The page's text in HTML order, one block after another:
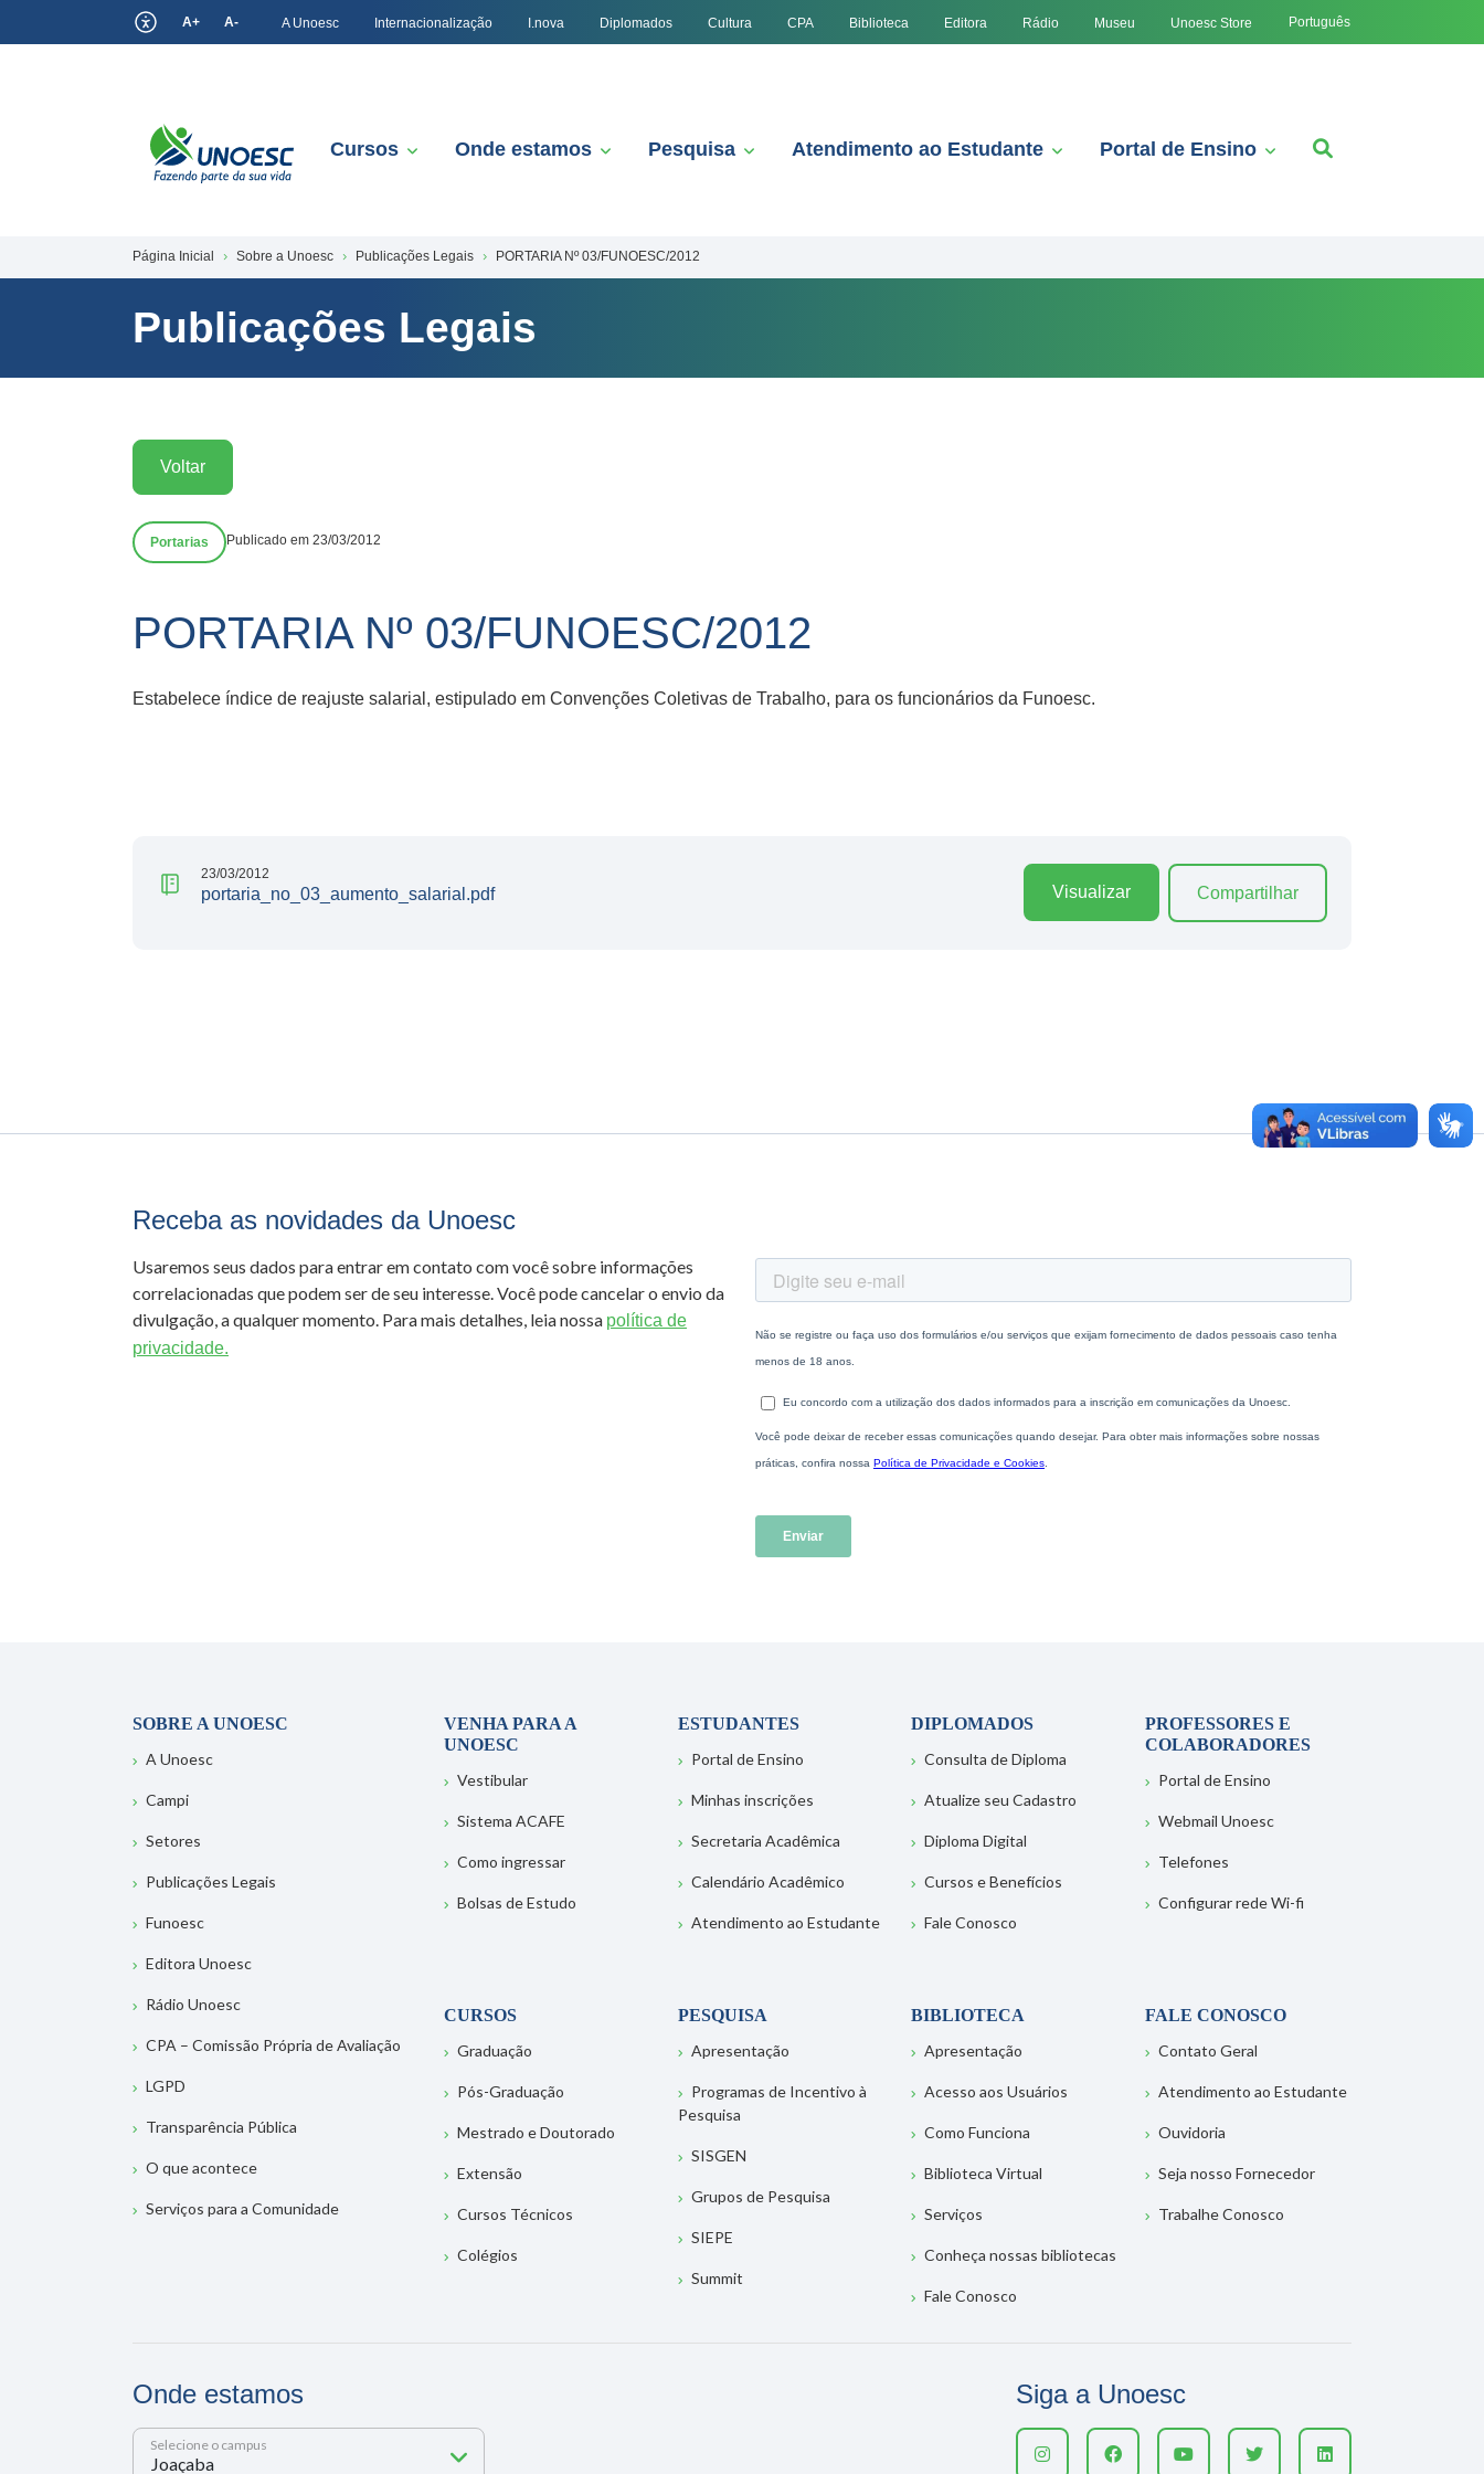
A+ A- A Unoesc Internacionalização I.nova Diplomados Cultura CPA Biblioteca Editora Rádio Museu Unoesc Store Português
Cursos Onde estamos Pesquisa Atendimento ao Estudante Portal de Ensino
Página Inicial Sobre a Unoesc Publicações Legais PORTARIA Nº 03/FUNOESC/2012
Publicações Legais
Voltar
Portarias Publicado em 23/03/2012
PORTARIA Nº 03/FUNOESC/2012
Estabelece índice de reajuste salarial, estipulado em Convenções Coletivas de Trabalho, para os funcionários da Funoesc.
23/03/2012
portaria_no_03_aumento_salarial.pdf Visualizar Compartilhar
Receba as novidades da Unoesc
Usaremos seus dados para entrar em contato com você sobre informações
correlacionadas que podem ser de seu interesse. Você pode cancelar o envio da
divulgação, a qualquer momento. Para mais detalhes, leia nossa política de
privacidade.
SOBRE A UNOESC
A Unoesc
Campi
Setores
Publicações Legais
Funoesc
Editora Unoesc
Rádio Unoesc
CPA – Comissão Própria de Avaliação
LGPD
Transparência Pública
O que acontece
Serviços para a Comunidade
VENHA PARA A
UNOESC
Vestibular
Sistema ACAFE
Como ingressar
Bolsas de Estudo
ESTUDANTES
Portal de Ensino
Minhas inscrições
Secretaria Acadêmica
Calendário Acadêmico
Atendimento ao Estudante
DIPLOMADOS
Consulta de Diploma
Atualize seu Cadastro
Diploma Digital
Cursos e Benefícios
Fale Conosco
PROFESSORES E
COLABORADORES
Portal de Ensino
Webmail Unoesc
Telefones
Configurar rede Wi-fi
CURSOS
Graduação
Pós-Graduação
Mestrado e Doutorado
Extensão
Cursos Técnicos
Colégios
PESQUISA
Apresentação
Programas de Incentivo à
Pesquisa
SISGEN
Grupos de Pesquisa
SIEPE
Summit
BIBLIOTECA
Apresentação
Acesso aos Usuários
Como Funciona
Biblioteca Virtual
Serviços
Conheça nossas bibliotecas
Fale Conosco
FALE CONOSCO
Contato Geral
Atendimento ao Estudante
Ouvidoria
Seja nosso Fornecedor
Trabalhe Conosco
Onde estamos
Selecione o campus
Siga a Unoesc